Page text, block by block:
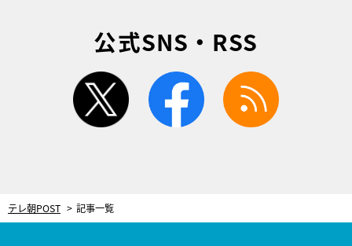
公式SNS・RSS
twitter facebook
テレ朝POST 記事一覧